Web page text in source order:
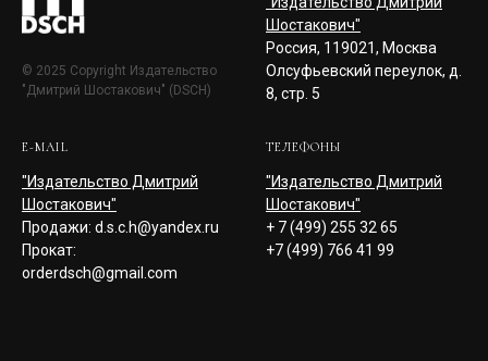
© 2025 Copyright Издательство
"Дмитрий Шостакович" (DSCH)
Шостакович"
Россия, 119021, Москва
Олсуфьевский переулок, д.
8, стр. 5
E-MAIL
"Издательство Дмитрий
Шостакович"
Продажи: d.s.c.h@yandex.ru
Прокат:
orderdsch@gmail.com
ТЕЛЕФОНЫ
"Издательство Дмитрий
Шостакович"
+ 7 (499) 255 32 65
+7 (499) 766 41 99